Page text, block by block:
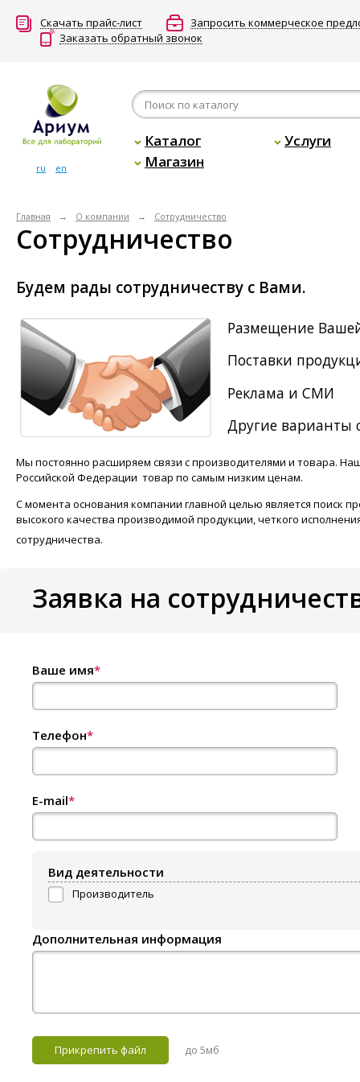
Скачать прайс-лист
Запросить коммерческое
Заказать обратный звонок
ru en
Каталог
Услуги
Магазин
Главная О компании Сотрудничество
Сотрудничество
Будем рады сотрудничеству с Вами.
Размещение
Поставки
Реклама и СМИ
Другие варианты
Мы постоянно расширяем связи с производителями и товара.
Российской Федерации товар по самым низким ценам.
С момента основания компании главной целью является поиск
высокого качества производимой продукции, четкого
сотрудничества.
Заявка на
Ваше имя*
Телефон*
E-mail*
Вид деятельности
Производитель
Дополнительная информация
Прикрепить файл до 5мб